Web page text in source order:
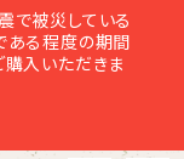
で被災している
ある程度の期間
購入いただきま